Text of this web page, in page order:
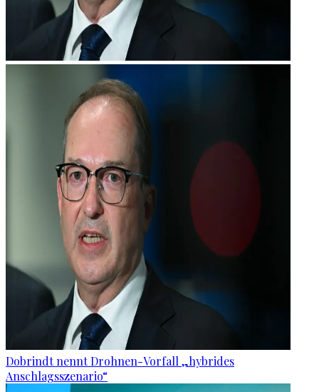
Dobrindt nennt Drohnen-Vorfall „hybrides
Anschlagsszenario“